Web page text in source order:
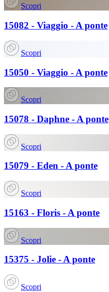
Scopri
15082 - Viaggio - A ponte
Scopri
15050 - Viaggio - A ponte
Scopri
15078 - Daphne - A ponte
Scopri
15079 - Eden - A ponte
Scopri
15163 - Floris - A ponte
Scopri
15375 - Jolie - A ponte
Scopri